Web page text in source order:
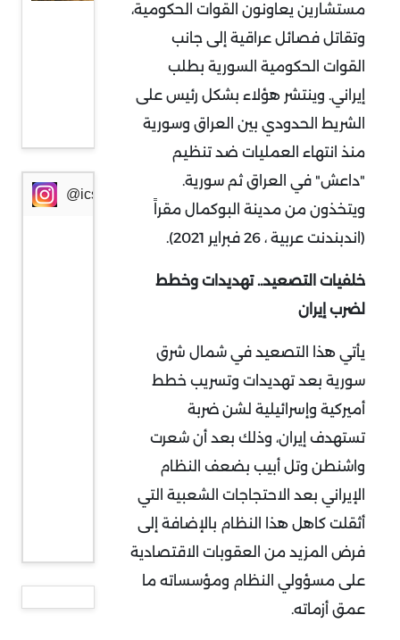
مستشارين يعاونون القوات الحكومية،
وتقاتل فصائل عراقية إلى جانب
القوات الحكومية السورية بطلب
إيراني. وينتشر هؤلاء بشكل رئيس على
الشريط الحدودي بين العراق وسورية
منذ انتهاء العمليات ضد تنظيم
"داعش" في العراق ثم سورية.
ويتخذون من مدينة البوكمال مقراً
(اندبندنت عربية ، 26 فبراير 2021).
خلفيات التصعيد.. تهديدات وخطط
لضرب إيران
يأتي هذا التصعيد في شمال شرق
سورية بعد تهديدات وتسريب خطط
أميركية وإسرائيلية لشن ضربة
تستهدف إيران، وذلك بعد أن شعرت
واشنطن وتل أبيب بضعف النظام
الإيراني بعد الاحتجاجات الشعبية التي
أثقلت كاهل هذا النظام بالإضافة إلى
فرض المزيد من العقوبات الاقتصادية
على مسؤولي النظام ومؤسساته ما
عمق أزماته.
مواجهة
جديدة
في
ظرف
خطير
@icssresearch